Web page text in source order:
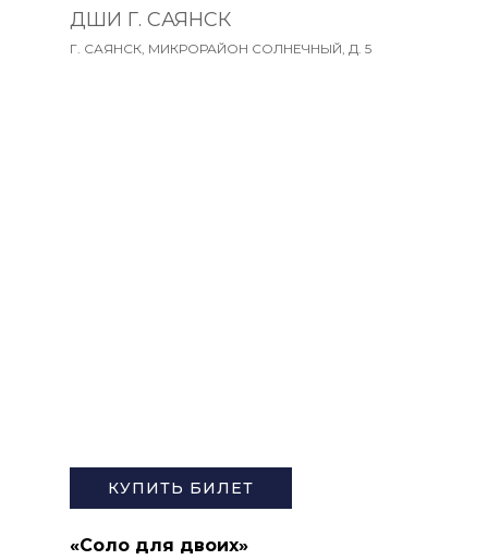
ДШИ Г. САЯНСК
Г. САЯНСК, МИКРОРАЙОН СОЛНЕЧНЫЙ, Д. 5
КУПИТЬ БИЛЕТ
«Соло для двоих»